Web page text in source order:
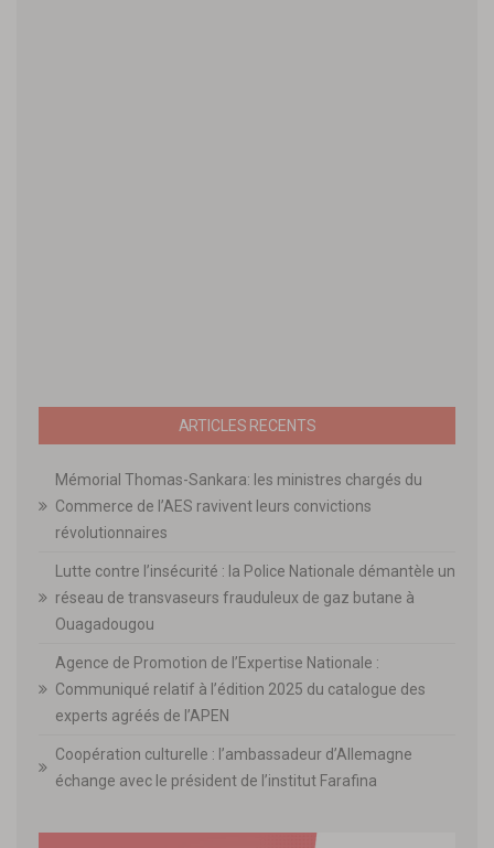
ARTICLES RECENTS
Mémorial Thomas-Sankara: les ministres chargés du
Commerce de l’AES ravivent leurs convictions
révolutionnaires
Lutte contre l’insécurité : la Police Nationale démantèle un
réseau de transvaseurs frauduleux de gaz butane à
Ouagadougou
Agence de Promotion de l’Expertise Nationale :
Communiqué relatif à l’édition 2025 du catalogue des
experts agréés de l’APEN
Coopération culturelle : l’ambassadeur d’Allemagne
échange avec le président de l’institut Farafina